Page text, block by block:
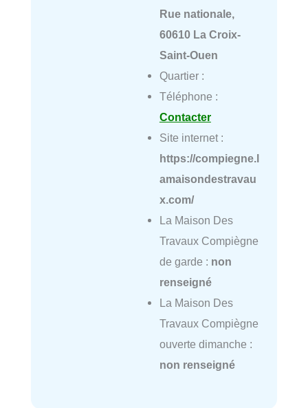
Rue nationale,
60610 La Croix-
Saint-Ouen
Quartier :
Téléphone :
Contacter
Site internet :
https://compiegne.l
amaisondestravau
x.com/
La Maison Des
Travaux Compiègne
de garde : non
renseigné
La Maison Des
Travaux Compiègne
ouverte dimanche :
non renseigné